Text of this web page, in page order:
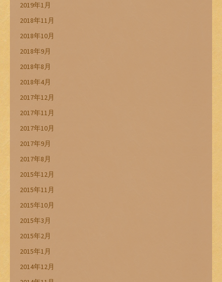
2019年1月
2018年11月
2018年10月
2018年9月
2018年8月
2018年4月
2017年12月
2017年11月
2017年10月
2017年9月
2017年8月
2015年12月
2015年11月
2015年10月
2015年3月
2015年2月
2015年1月
2014年12月